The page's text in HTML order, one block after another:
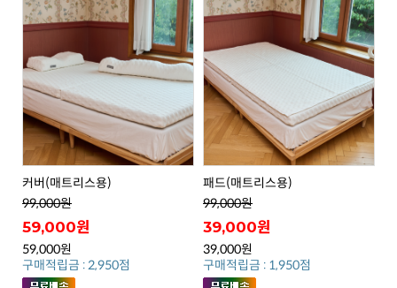
커버(매트리스용)
99,000원
59,000원
59,000원
구매적립금 : 2,950점
패드(매트리스용)
99,000원
39,000원
39,000원
구매적립금 : 1,950점